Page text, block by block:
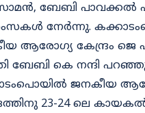
ബേബി പാവക്കൽ
നേർന്നു.
ആരോഗ്യ കേന്ദ്രം
ബേബി കെ നന്ദി
ജനകീയ
23-24 ലെ